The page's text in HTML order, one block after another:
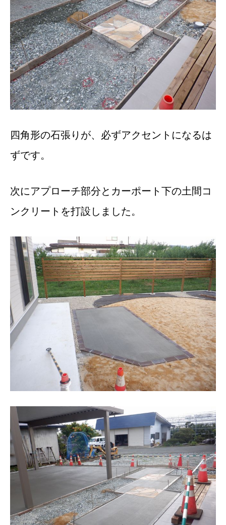
四角形の石張りが、必ずアクセントになるは
ずです。
次にアプローチ部分とカーポート下の土間コ
ンクリートを打設しました。